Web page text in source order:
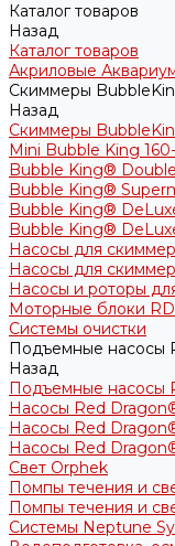
Каталог товаров
Назад
Каталог товаров
Акриловые
Скиммеры
Назад
Скиммеры
Mini Bubble King
Bubble King®
Bubble King®
Bubble King®
Bubble King®
Насосы для
Насосы для
Насосы и роторы
Моторные блоки
Системы очистки
Подъемные насосы
Назад
Подъемные насосы
Насосы Red
Насосы Red
Насосы Red
Свет Orphek
Помпы течения и
Помпы течения и
Системы Neptune